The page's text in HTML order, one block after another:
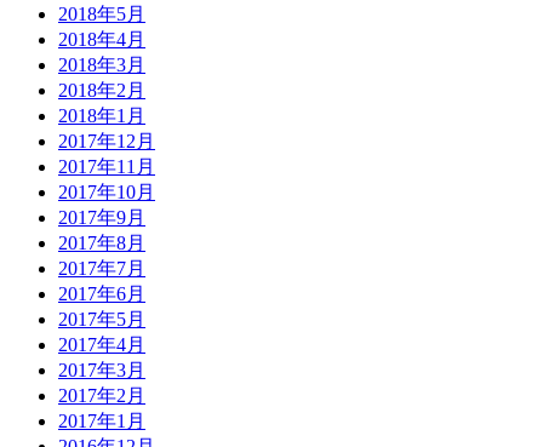
2018年5月
2018年4月
2018年3月
2018年2月
2018年1月
2017年12月
2017年11月
2017年10月
2017年9月
2017年8月
2017年7月
2017年6月
2017年5月
2017年4月
2017年3月
2017年2月
2017年1月